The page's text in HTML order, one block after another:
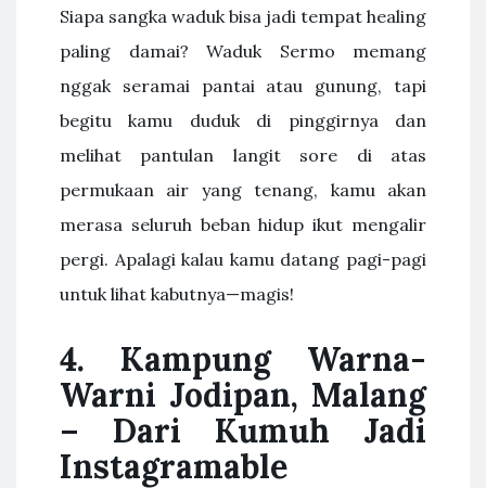
Siapa sangka waduk bisa jadi tempat healing
paling damai? Waduk Sermo memang
nggak seramai pantai atau gunung, tapi
begitu kamu duduk di pinggirnya dan
melihat pantulan langit sore di atas
permukaan air yang tenang, kamu akan
merasa seluruh beban hidup ikut mengalir
pergi. Apalagi kalau kamu datang pagi-pagi
untuk lihat kabutnya—magis!
4. Kampung Warna-
Warni Jodipan, Malang
– Dari Kumuh Jadi
Instagramable